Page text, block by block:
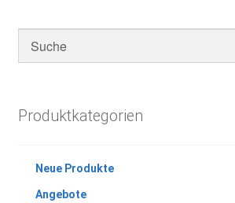
Produktkategorien
Neue Produkte
Angebote